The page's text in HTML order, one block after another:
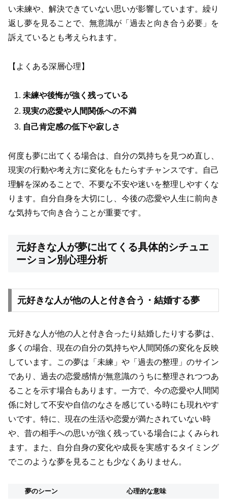
い未練や、解決できていない思いが影響しています。繰り
返し夢を見ることで、無意識が「過去と向き合う必要」を
訴えているとも考えられます。
【よくある深層心理】
未練や後悔が強く残っている
現実の恋愛や人間関係への不満
自己肯定感の低下や寂しさ
何度も夢に出てくる場合は、自分の気持ちを見つめ直し、
現実の行動や考え方に変化をもたらすチャンスです。自己
理解を深めることで、不要な不安や迷いを整理しやすくな
ります。自分自身を大切にし、今後の恋愛や人生に前向き
な気持ちで向き合うことが重要です。
元好きな人が夢に出てくる具体的シチュエ
ーション別心理分析
元好きな人が他の人と付き合う・結婚する夢
元好きな人が他の人と付き合ったり結婚したりする夢は、
多くの場合、現在の自分の気持ちや人間関係の変化を反映
しています。この夢は「未練」や「過去の整理」のサイン
であり、過去の恋愛感情が無意識のうちに整理されつつあ
ることを示す場合もあります。一方で、今の恋愛や人間関
係に対して不安や自信のなさを感じている時にも現れやす
いです。特に、現在の生活や恋愛が満たされていない時
や、昔の相手への思いが強く残っている場合によくみられ
ます。また、自分自身の変化や成長を実感するタイミング
でこのような夢を見ることも少なくありません。
夢のシーン
心理的な意味